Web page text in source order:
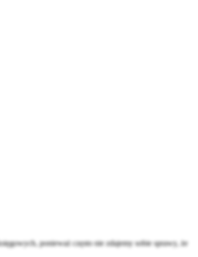
ponieważ często nie zdajemy sobie sprawy, że